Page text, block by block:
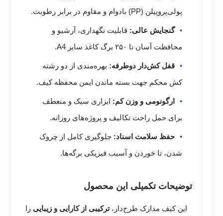
پولی‌پروپیلن (PP) بادوام و مقاوم در برابر رطوبت.
گنجایش عالی: قابلیت نگهداری، آرشیو و
محافظت آسان تا ۲۵۰ برگ کاغذ سایز A4.
قفل کش‌دار دوطرفه: بهره‌مندی از دو رشته
کش محکم جهت بسته ماندن ایمن محفظه کیف.
ارگونومی و وزن کم: ابزاری سبک و منعطف
برای حمل راحت تکالیف و پروژه‌های روزانه.
حفظ سلامت اسناد: جلوگیری کامل از چروک
شدن، تا خوردن و آسیب فیزیکی برگه‌ها.
توضیحات تکمیلی این محصول
این کیف مدارک طرح‌دار،ترکیبی از کارایی و زیبایی را